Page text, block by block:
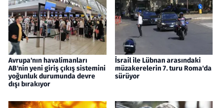
Avrupa'nın havalimanları
AB'nin yeni giriş çıkış sistemini
yoğunluk durumunda devre
dışı bırakıyor
İsrail ile Lübnan arasındaki
müzakerelerin 7. turu Roma'da
sürüyor